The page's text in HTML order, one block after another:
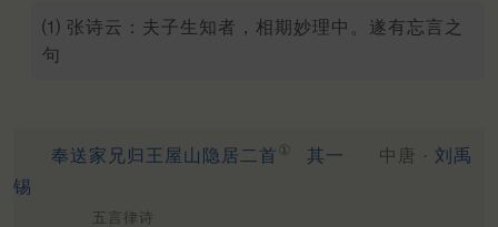
⑴ 张诗云：夫子生知者，相期妙理中。遂有忘言之
句
奉送家兄归王屋山隐居二首 ① 其一 中唐 · 刘禹
锡
五言律诗